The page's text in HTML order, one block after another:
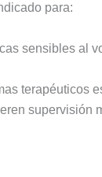
para:
sensibles al
terapéuticos
supervisión